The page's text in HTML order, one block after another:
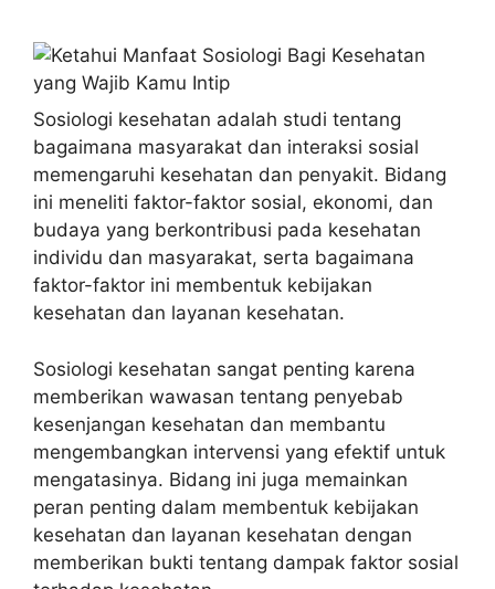
Sosiologi kesehatan adalah studi tentang
bagaimana masyarakat dan interaksi sosial
memengaruhi kesehatan dan penyakit. Bidang
ini meneliti faktor-faktor sosial, ekonomi, dan
budaya yang berkontribusi pada kesehatan
individu dan masyarakat, serta bagaimana
faktor-faktor ini membentuk kebijakan
kesehatan dan layanan kesehatan.
Sosiologi kesehatan sangat penting karena
memberikan wawasan tentang penyebab
kesenjangan kesehatan dan membantu
mengembangkan intervensi yang efektif untuk
mengatasinya. Bidang ini juga memainkan
peran penting dalam membentuk kebijakan
kesehatan dan layanan kesehatan dengan
memberikan bukti tentang dampak faktor sosial